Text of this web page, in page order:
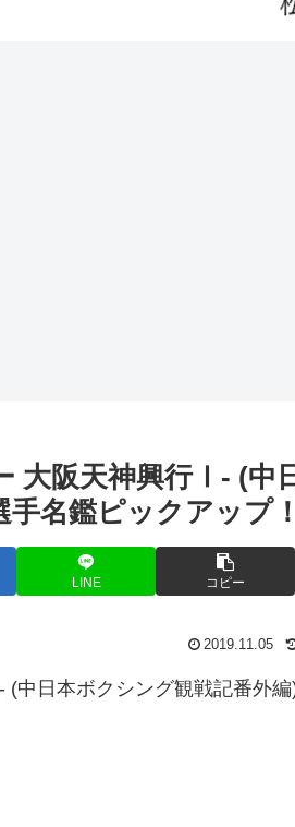
大阪天神興行Ⅰ- (中
名鑑ピックアップ！
LINE コピー
2019.11.05
(中日本ボクシング観戦記番外